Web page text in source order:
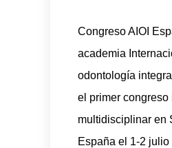
Congreso AIOI
academia
odontología
el primer congreso
multidisciplinar en
España el 1-2 julio